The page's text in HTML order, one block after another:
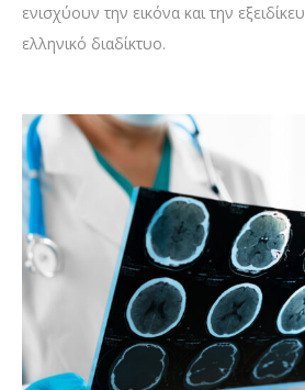
ενισχύουν την εικόνα και την
ελληνικό διαδίκτυο.